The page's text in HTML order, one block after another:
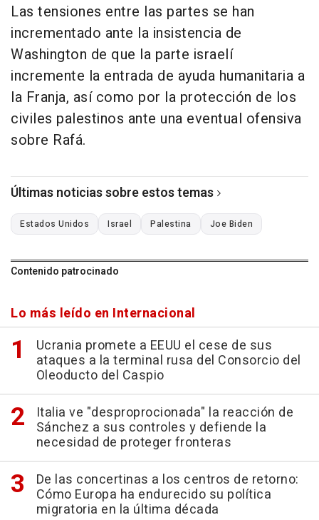
Las tensiones entre las partes se han
incrementado ante la insistencia de
Washington de que la parte israelí
incremente la entrada de ayuda humanitaria a
la Franja, así como por la protección de los
civiles palestinos ante una eventual ofensiva
sobre Rafá.
Últimas noticias sobre estos temas
Estados Unidos Israel Palestina Joe Biden
Contenido patrocinado
Lo más leído en Internacional
Ucrania promete a EEUU el cese de sus
ataques a la terminal rusa del Consorcio del
Oleoducto del Caspio
Italia ve "desproprocionada" la reacción de
Sánchez a sus controles y defiende la
necesidad de proteger fronteras
De las concertinas a los centros de retorno:
Cómo Europa ha endurecido su política
migratoria en la última década